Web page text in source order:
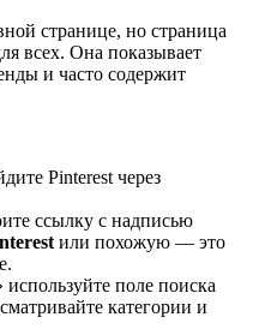
странице, но страница
всех. Она показывает
и часто содержит
Pinterest через
ссылку с надписью
или похожую — это
поле поиска
категории и